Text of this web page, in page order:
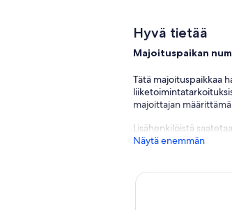
Hyvä tietää
Majoituspaikan
Tätä majoituspaikkaa
majoittajan
Lisähenkilöistä
Näytä enemmän